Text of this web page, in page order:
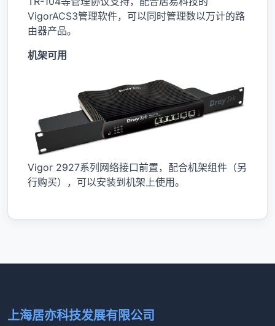
VigorACS3管理软件，可以同时管理数以万计的路
由器产品。
机架可用
Vigor 2927系列网络接口前置，配合机架组件（另
行购买），可以安装到机架上使用。
上海居亦科技发展有限公司